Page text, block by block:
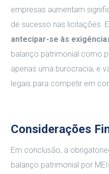
empresas aumentam
de sucesso nas licitações.
antecipar-se às
balanço patrimonial como
apenas uma burocracia, e
legais para competir em
Considerações
Em conclusão, a
balanço patrimonial por